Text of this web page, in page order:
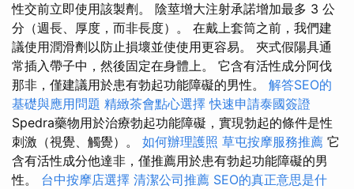
性交前立即使用該製劑。 陰莖增大注射承諾增加最多 3 公
分（週長、厚度，而非長度）。 在戴上套筒之前，我們建
議使用潤滑劑以防止損壞並使使用更容易。 夾式假陽具通
常插入帶子中，然後固定在身體上。 它含有活性成分阿伐
那非，僅建議用於患有勃起功能障礙的男性。 解答SEO的
基礎與應用問題 精緻茶會點心選擇 快速申請泰國簽證
Spedra藥物用於治療勃起功能障礙，實現勃起的條件是性
刺激（視覺、觸覺）。 如何辦理護照 草屯按摩服務推薦 它
含有活性成分他達非，僅推薦用於患有勃起功能障礙的男
性。 台中按摩店選擇 清潔公司推薦 SEO的真正意思是什